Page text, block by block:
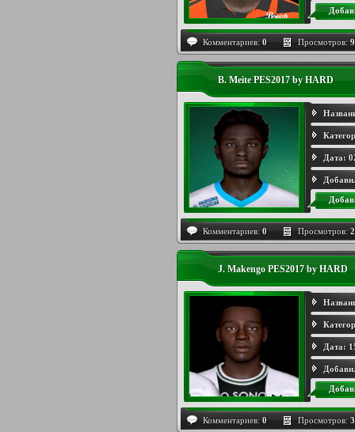
Комментариев: 0 Просмотров:
B. Meite PES2017 by HARD
Дата:
Комментариев: 0 Просмотров:
J. Makengo PES2017 by HARD
Дата:
Комментариев: 0 Просмотров: